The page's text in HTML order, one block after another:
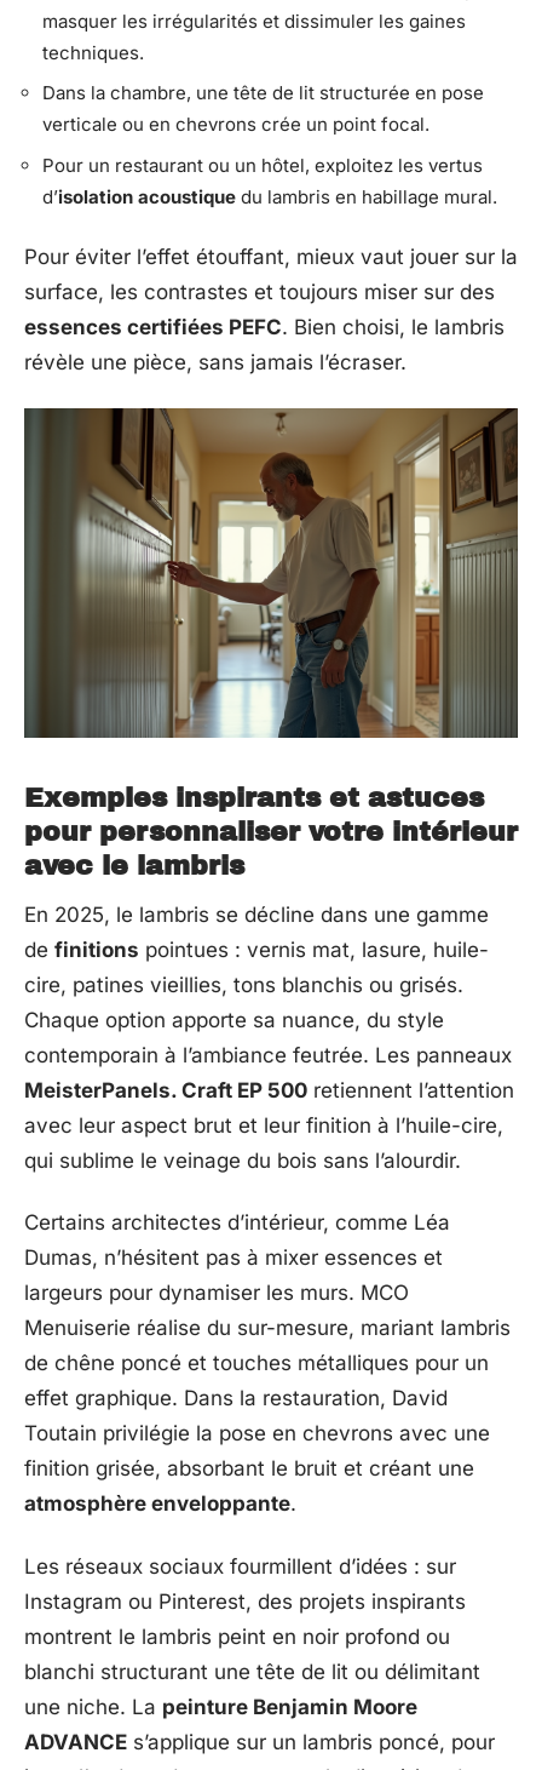
masquer les irrégularités et dissimuler les gaines
techniques.
Dans la chambre, une tête de lit structurée en pose
verticale ou en chevrons crée un point focal.
Pour un restaurant ou un hôtel, exploitez les vertus
d’isolation acoustique du lambris en habillage mural.
Pour éviter l’effet étouffant, mieux vaut jouer sur la
surface, les contrastes et toujours miser sur des
essences certifiées PEFC. Bien choisi, le lambris
révèle une pièce, sans jamais l’écraser.
Exemples inspirants et astuces
pour personnaliser votre intérieur
avec le lambris
En 2025, le lambris se décline dans une gamme
de finitions pointues : vernis mat, lasure, huile-
cire, patines vieillies, tons blanchis ou grisés.
Chaque option apporte sa nuance, du style
contemporain à l’ambiance feutrée. Les panneaux
MeisterPanels. Craft EP 500 retiennent l’attention
avec leur aspect brut et leur finition à l’huile-cire,
qui sublime le veinage du bois sans l’alourdir.
Certains architectes d’intérieur, comme Léa
Dumas, n’hésitent pas à mixer essences et
largeurs pour dynamiser les murs. MCO
Menuiserie réalise du sur-mesure, mariant lambris
de chêne poncé et touches métalliques pour un
effet graphique. Dans la restauration, David
Toutain privilégie la pose en chevrons avec une
finition grisée, absorbant le bruit et créant une
atmosphère enveloppante.
Les réseaux sociaux fourmillent d’idées : sur
Instagram ou Pinterest, des projets inspirants
montrent le lambris peint en noir profond ou
blanchi structurant une tête de lit ou délimitant
une niche. La peinture Benjamin Moore
ADVANCE s’applique sur un lambris poncé, pour